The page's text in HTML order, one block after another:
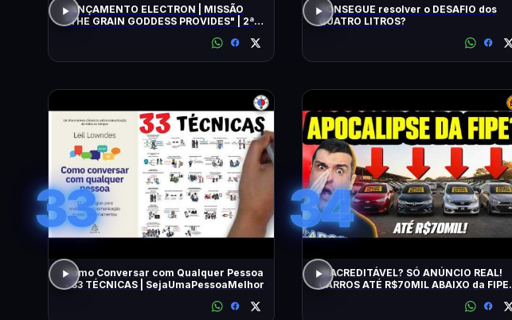
LANÇAMENTO ELECTRON | MISSÃO
"THE GRAIN GODDESS PROVIDES" | 2ª
CONSEGUE resolver o DESAFIO dos
QUATRO LITROS?
33
Como Conversar com Qualquer Pessoa
- 33 TÉCNICAS | SejaUmaPessoaMelhor
34
INACREDITÁVEL? SÓ ANÚNCIO REAL!
CARROS ATÉ R$70MIL ABAIXO da FIPE: